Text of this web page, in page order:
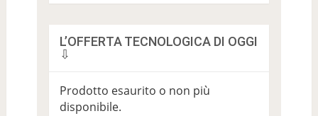
L’OFFERTA TECNOLOGICA DI OGGI
⇩
Prodotto esaurito o non più
disponibile.